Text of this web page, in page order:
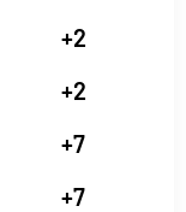
+2
+2
+7
+7